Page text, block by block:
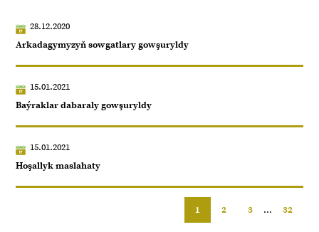
28.12.2020
Arkadagymyzyň sowgatlary gowşuryldy
15.01.2021
Baýraklar dabaraly gowşuryldy
15.01.2021
Hoşallyk maslahaty
1 2 3 ... 32